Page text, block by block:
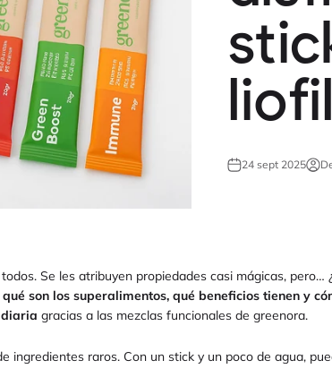
24 sept 2025
Se les atribuyen propiedades casi mágicas, pero…
qué son los superalimentos, qué beneficios tienen y
gracias a las mezclas funcionales de greenora.
ingredientes raros. Con un stick y un poco de agua,